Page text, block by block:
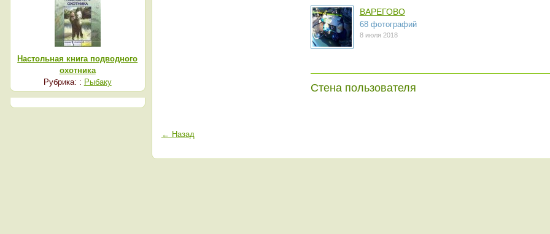
ВАРЕГОВО
68 фотографий
8 июля 2018
Стена пользователя
← Назад
Настольная книга подводного
охотника
Рубрика: : Рыбаку